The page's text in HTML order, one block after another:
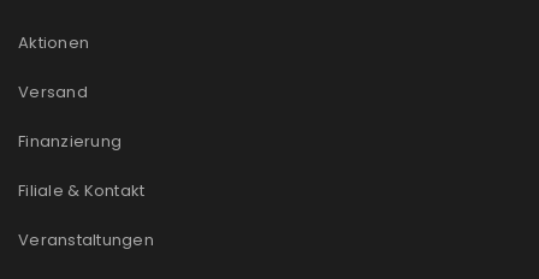
Aktionen
Versand
Finanzierung
Filiale & Kontakt
Veranstaltungen